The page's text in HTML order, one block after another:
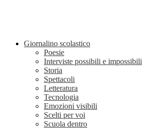
Giornalino scolastico
Poesie
Interviste possibili e impossibili
Storia
Spettacoli
Letteratura
Tecnologia
Emozioni visibili
Scelti per voi
Scuola dentro